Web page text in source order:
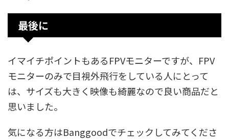
最後に
イマイチポイントもあるFPVモニターですが、FPV
モニターのみで目視外飛行をしている人にとって
は、サイズも大きく映像も綺麗なので良い商品だと
思いました。
気になる方はBanggoodでチェックしてみてくださ